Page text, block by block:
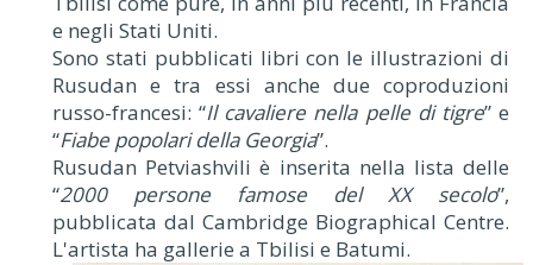
e negli Stati Uniti.
Sono stati pubblicati libri con le illustrazioni di
Rusudan e tra essi anche due coproduzioni
russo-francesi: “Il cavaliere nella pelle di tigre” e
“Fiabe popolari della Georgia”.
Rusudan Petviashvili è inserita nella lista delle
“2000 persone famose del XX secolo”,
pubblicata dal Cambridge Biographical Centre.
L'artista ha gallerie a Tbilisi e Batumi.